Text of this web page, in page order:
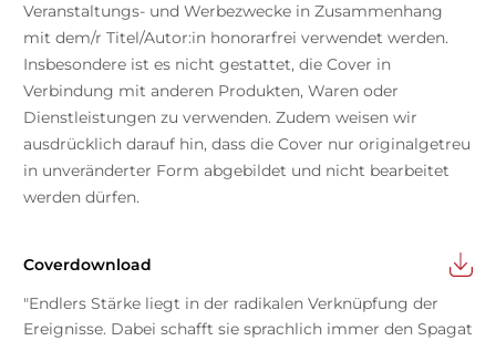
Veranstaltungs- und Werbezwecke in Zusammenhang
mit dem/r Titel/Autor:in honorarfrei verwendet werden.
Insbesondere ist es nicht gestattet, die Cover in
Verbindung mit anderen Produkten, Waren oder
Dienstleistungen zu verwenden. Zudem weisen wir
ausdrücklich darauf hin, dass die Cover nur originalgetreu
in unveränderter Form abgebildet und nicht bearbeitet
werden dürfen.
Coverdownload
"Endlers Stärke liegt in der radikalen Verknüpfung der
Ereignisse. Dabei schafft sie sprachlich immer den Spagat